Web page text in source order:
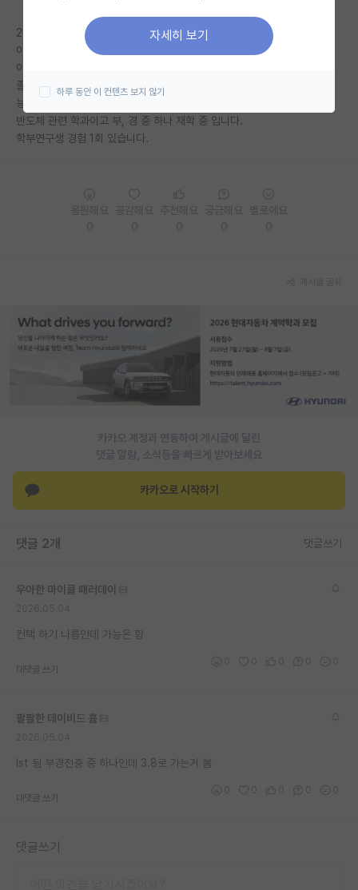
미국 대학원 합격 후기 게시판
대학원생 모집 게시판
연구실(PI) 홍보 게시판
석박사 채용 정보 게시판
인문사회 계열 게시판
특수/전문대학원 게시판
반도체/AI 게시판
장학금/장학생 게시판
학술 정보 게시판
이벤트
2-1까지 학점 2.7이었다가 대학원에 뜻이 생겨서 공부하고 있습니다.
이번 학기는 3-2이고 아마 이번 학기 끝나면 3.69~3.71로 예상됩니다.
이번 학기 끝나고 컨택 예정 계획 중 입니다.
졸업 때 까지 3.8~3.9는 만들 수 있을 것 같은데 ist, 연고 대학원 지원 가
능할까요?
반도체 관련 학과이고 부, 경 중 하나 재학 중 입니다.
학부연구생 경험 1회 있습니다.
카카오 계정과 연동하여 게시글에 달린
댓글 알람, 소식등을 빠르게 받아보세요
카카오로 시작하기
댓글 2개 댓글쓰기
우아한 마이클 패러데이
컨택 하기 나름인데 가능은 함
대댓글 쓰기
팔팔한 데이비드 흄
Ist 됨 부경전충 중 하나인데 3.8로 가는거 봄
대댓글 쓰기
댓글쓰기
자세히 보기
하루 동안 이 컨텐츠 보지 않기